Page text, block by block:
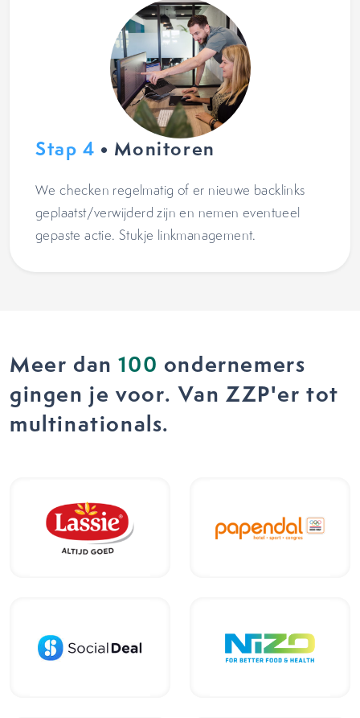
Stap 4 • Monitoren
We checken regelmatig of er nieuwe backlinks
geplaatst/verwijderd zijn en nemen eventueel
gepaste actie. Stukje linkmanagement.
Meer dan100 ondernemers
gingen je voor. Van ZZP'er tot
multinationals.